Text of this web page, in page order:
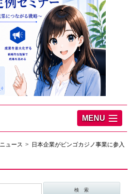
MENU
ニュース 日本企業がビンゴカジノ事業に参入